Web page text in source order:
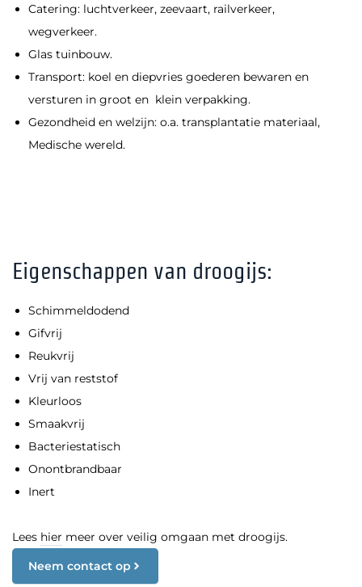
Catering: luchtverkeer, zeevaart, railverkeer,
wegverkeer.
Glas tuinbouw.
Transport: koel en diepvries goederen bewaren en
versturen in groot en klein verpakking.
Gezondheid en welzijn: o.a. transplantatie materiaal,
Medische wereld.
Eigenschappen van droogijs:
Schimmeldodend
Gifvrij
Reukvrij
Vrij van reststof
Kleurloos
Smaakvrij
Bacteriestatisch
Onontbrandbaar
Inert
Lees hier meer over veilig omgaan met droogijs.
Neem contact op